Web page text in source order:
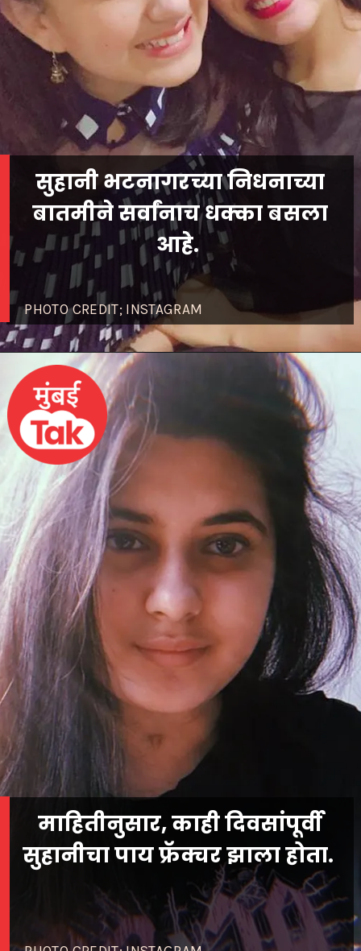
PHOTO CREDIT; INSTAGRAM
सुहानी भटनागरच्या निधनाच्या
बातमीने सर्वांनाच धक्का बसला
आहे.
माहितीनुसार, काही दिवसांपूर्वी
सुहानीचा पाय फ्रॅक्चर झाला होता.